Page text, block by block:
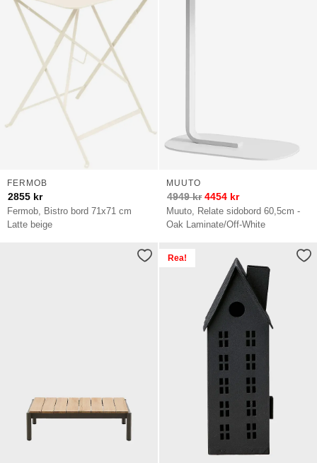
Fermob, Bistro bord 71x71 cm
Latte beige
FERMOB
2855 kr
Muuto, Relate sidobord 60,5cm -
Oak Laminate/Off-White
MUUTO
4949kr 4454 kr
Rea!